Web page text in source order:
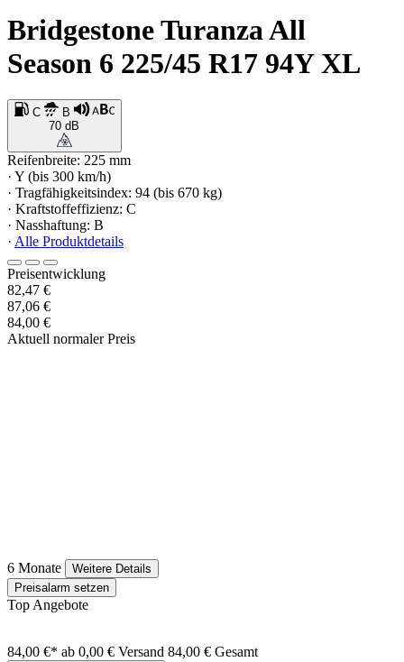
Bridgestone Turanza All
Season 6 225/45 R17 94Y XL
C
B
70 dB
Reifenbreite: 225 mm
· Y (bis 300 km/h)
· Tragfähigkeitsindex: 94 (bis 670 kg)
· Kraftstoffeffizienz: C
· Nasshaftung: B
· Alle Produktdetails
Preisentwicklung
82,47 €
87,06 €
84,00 €
Aktuell normaler Preis
6 Monate
Weitere Details
Preisalarm setzen
Top Angebote
84,00 €* ab 0,00 € Versand 84,00 € Gesamt